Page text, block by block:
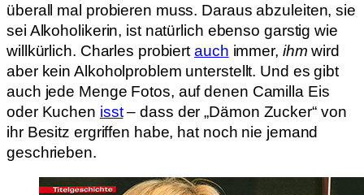
überall mal probieren muss. Daraus abzuleiten, sie
sei Alkoholikerin, ist natürlich ebenso garstig wie
willkürlich. Charles probiert auch immer, ihm wird
aber kein Alkoholproblem unterstellt. Und es gibt
auch jede Menge Fotos, auf denen Camilla Eis
oder Kuchen isst– dass der „Dämon Zucker“ von
ihr Besitz ergriffen habe, hat noch nie jemand
geschrieben.